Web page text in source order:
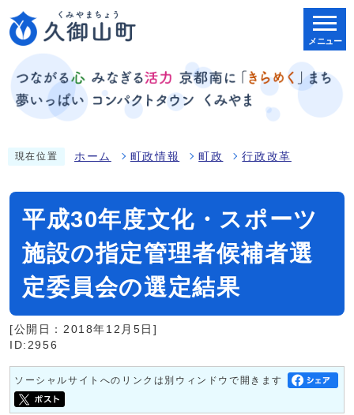
メニュー
現在位置 ホーム 町政情報 町政 行政改革
平成30年度文化・スポーツ
施設の指定管理者候補者選
定委員会の選定結果
[公開日：2018年12月5日]
ID:2956
ソーシャルサイトへのリンクは別ウィンドウで開きます